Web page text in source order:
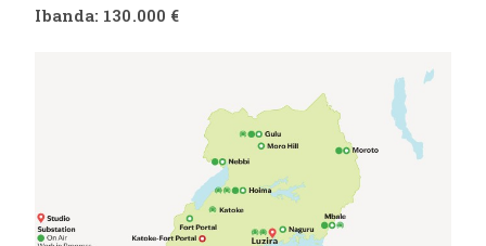
Ibanda: 130.000 €